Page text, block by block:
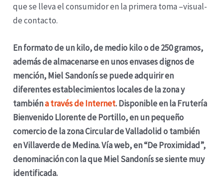
que se lleva el consumidor en la primera toma –visual-
de contacto.
En formato de un kilo, de medio kilo o de 250 gramos,
además de almacenarse en unos envases dignos de
mención, Miel Sandonís se puede adquirir en
diferentes establecimientos locales de la zona y
tambiéna través de Internet. Disponible en la Frutería
Bienvenido Llorente de Portillo, en un pequeño
comercio de la zona Circular de Valladolid o también
en Villaverde de Medina. Vía web, en “De Proximidad”,
denominación con la que Miel Sandonís se siente muy
identificada.